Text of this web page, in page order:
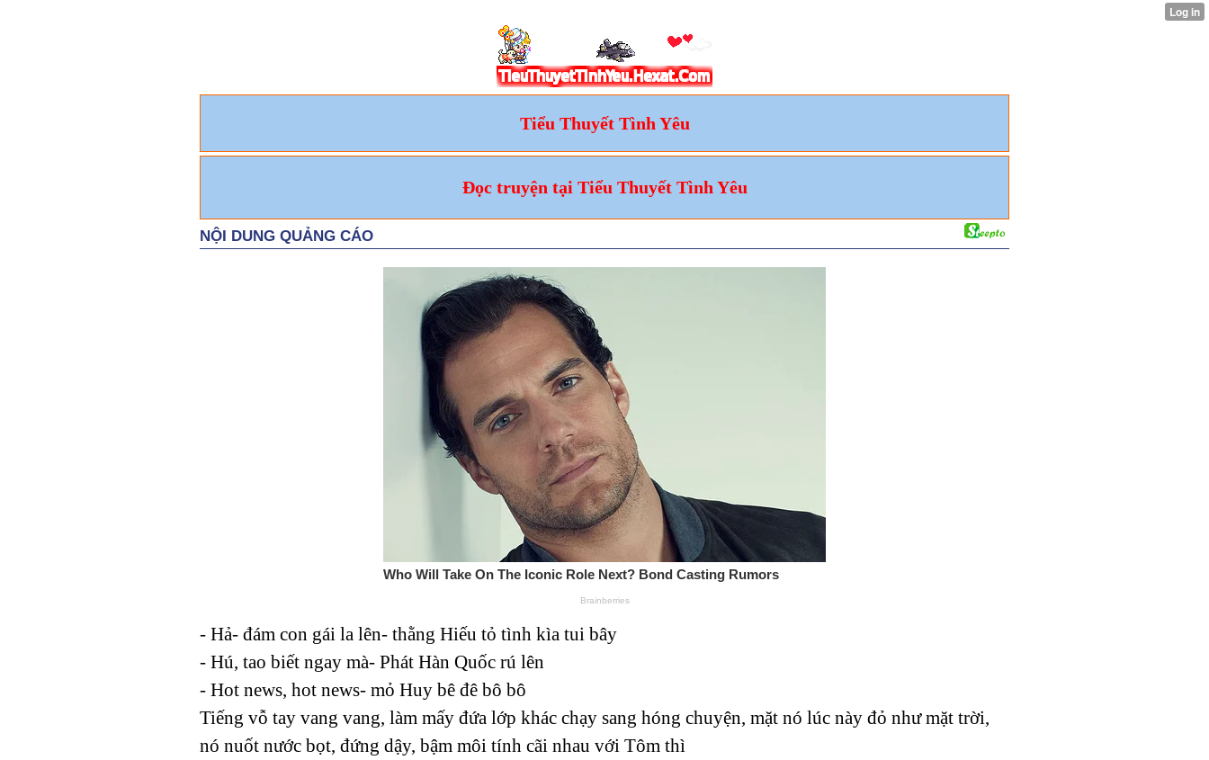
Tiểu Thuyết Tình Yêu
Đọc truyện tại Tiểu Thuyết Tình Yêu
- Hả- đám con gái la lên- thằng Hiếu tỏ tình kìa tui bây
- Hú, tao biết ngay mà- Phát Hàn Quốc rú lên
- Hot news, hot news- mỏ Huy bê đê bô bô
Tiếng vỗ tay vang vang, làm mấy đứa lớp khác chạy sang hóng chuyện, mặt nó lúc này đỏ như mặt trời,
nó nuốt nước bọt, đứng dậy, bậm môi tính cãi nhau với Tôm thì